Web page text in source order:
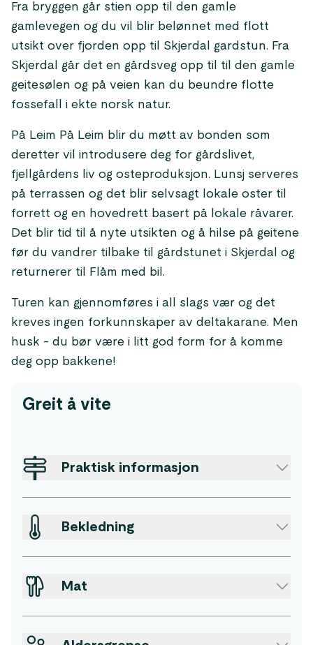
Fra bryggen går stien opp til den gamle
gamlevegen og du vil blir belønnet med flott
utsikt over fjorden opp til Skjerdal gardstun. Fra
Skjerdal går det en gårdsveg opp til til den gamle
geitesølen og på veien kan du beundre flotte
fossefall i ekte norsk natur.
På Leim På Leim blir du møtt av bonden som
deretter vil introdusere deg for gårdslivet,
fjellgårdens liv og osteproduksjon. Lunsj serveres
på terrassen og det blir selvsagt lokale oster til
forrett og en hovedrett basert på lokale råvarer.
Det blir tid til å nyte utsikten og å hilse på geitene
før du vandrer tilbake til gårdstunet i Skjerdal og
returnerer til Flåm med bil.
Turen kan gjennomføres i all slags vær og det
kreves ingen forkunnskaper av deltakarane. Men
husk - du bør være i litt god form for å komme
deg opp bakkene!
Greit å vite
Praktisk informasjon
Bekledning
Mat